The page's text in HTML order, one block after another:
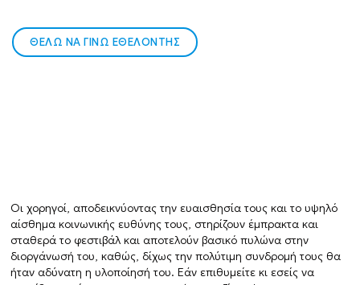
ΘΕΛΩ ΝΑ ΓΙΝΩ ΕΘΕΛΟΝΤΗΣ
Οι χορηγοί, αποδεικνύοντας την ευαισθησία τους και το υψηλό
αίσθημα κοινωνικής ευθύνης τους, στηρίζουν έμπρακτα και
σταθερά το φεστιβάλ και αποτελούν βασικό πυλώνα στην
διοργάνωσή του, καθώς, δίχως την πολύτιμη συνδρομή τους θα
ήταν αδύνατη η υλοποίησή του. Εάν επιθυμείτε κι εσείς να